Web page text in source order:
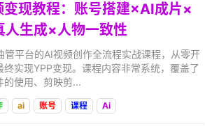
现教程：账号搭建×AI成片×
生成×人物一致性
平台的AI视频创作全流程实战课程，从零开
实现YPP变现。课程内容非常系统，覆盖了
的使用、剪映剪...
ai 账号 课程 Ai